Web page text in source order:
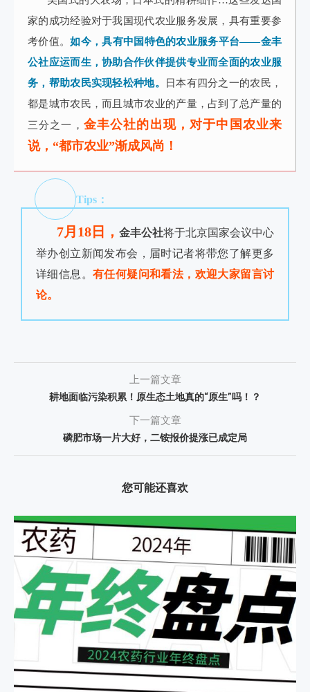
家的成功经验对于我国现代农业服务发展，具有重要参
考价值。如今，具有中国特色的农业服务平台——金丰
公社应运而生，协助合作伙伴提供专业而全面的农业服
务，帮助农民实现轻松种地。
日本有四分之一的农民，
都是城市农民，而且城市农业的产量，占到了总产量的
三分之一， 金丰公社的出现，对于中国农业来
说，“都市农业”渐成风尚！
Tips：
7月18日， 金丰公社将于北京国家会议中心
举办创立新闻发布会，届时记者将带您了解更多
详细信息。 有任何疑问和看法，欢迎大家留言讨
论。
上一篇文章
耕地面临污染积累！原生态土地真的“原生”吗！？
下一篇文章
磷肥市场一片大好，二铵报价提涨已成定局
您可能还喜欢